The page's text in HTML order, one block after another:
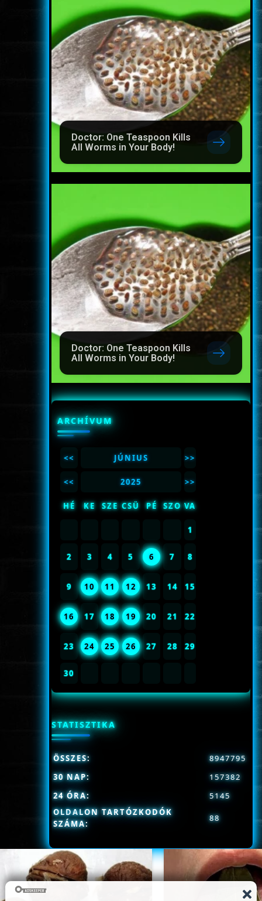
Doctor: One Teaspoon Kills
All Worms in Your Body!
Doctor: One Teaspoon Kills
All Worms in Your Body!
ARCHÍVUM
<< JÚNIUS >>
<< 2025 >>
HÉ KE SZE CSÜ PÉ SZO VA
1
2 3 4 5 6 7 8
9 10 11 12 13 14 15
16 17 18 19 20 21 22
23 24 25 26 27 28 29
30
STATISZTIKA
OLDALON TARTÓZKODÓK
SZÁMA:
88
ÖSSZES:
8947795
30 NAP:
157382
24 ÓRA:
5145